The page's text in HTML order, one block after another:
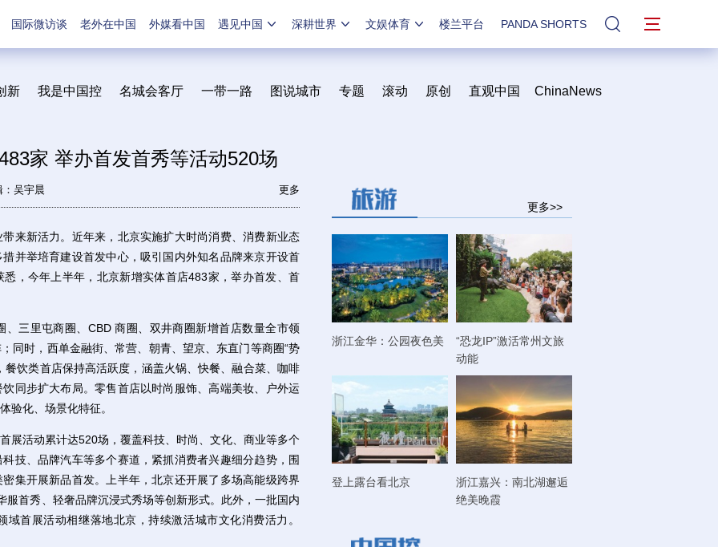
国际微访谈 老外在中国 外媒看中国 遇见中国 深耕世界 文娱体育 楼兰平台 PANDA SHORTS 站内搜索
新 我是中国控 名城会客厅 一带一路 图说城市 专题 滚动 原创 直观中国 ChinaNews
家 举办首发首秀等活动520场
：吴宇晨 更多
新活力。近年来，北京实施扩大时尚消费、消费新业态
并举培育建设首发中心，吸引国内外知名品牌来京开设首
，今年上半年，北京新增实体首店483家，举办首发、首
三里屯商圈、CBD 商圈、双井商圈新增首店数量全市领
同时，西单金融街、常营、朝青、望京、东直门等商圈“势
饮类首店保持高活跃度，涵盖火锅、快餐、融合菜、咖啡
同步扩大布局。零售首店以时尚服饰、高端美妆、户外运
验化、场景化特征。
活动累计达520场，覆盖科技、时尚、文化、商业等多个
技、品牌汽车等多个赛道，紧抓消费者兴趣细分趋势，围
集开展新品首发。上半年，北京还开展了多场高能级跨界
服首秀、轻奢品牌沉浸式秀场等创新形式。此外，一批国内
首展活动相继落地北京，持续激活城市文化消费活力。
更多>>
浙江金华：公园夜色美
“恐龙IP”激活常州文旅
动能
登上露台看北京
浙江嘉兴：南北湖邂逅
绝美晚霞